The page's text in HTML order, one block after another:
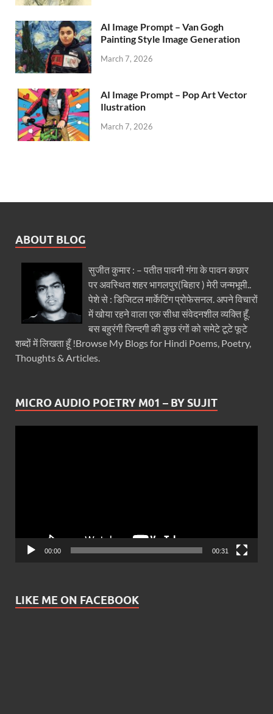
AI Image Prompt – Van Gogh
Painting Style Image Generation
March 7, 2026
AI Image Prompt – Pop Art Vector
Ilustration
March 7, 2026
ABOUT BLOG
सुजीत कुमार : – पतीत पावनी गंगा के पावन कछार
पर अवस्थित शहर भागलपुर(बिहार ) मेरी जन्मभूमी..
पेशे से : डिजिटल मार्केटिंग प्रोफेसनल. अपने विचारों
में खोया रहने वाला एक सीधा संवेदनशील व्यक्ति हूँ.
बस बहुरंगी जिन्दगी की कुछ रंगों को समेटे टूटे फूटे
शब्दों में लिखता हूँ !Browse My Blogs for Hindi Poems, Poetry,
Thoughts & Articles.
MICRO AUDIO POETRY M01 – BY SUJIT
00:00 00:31
LIKE ME ON FACEBOOK